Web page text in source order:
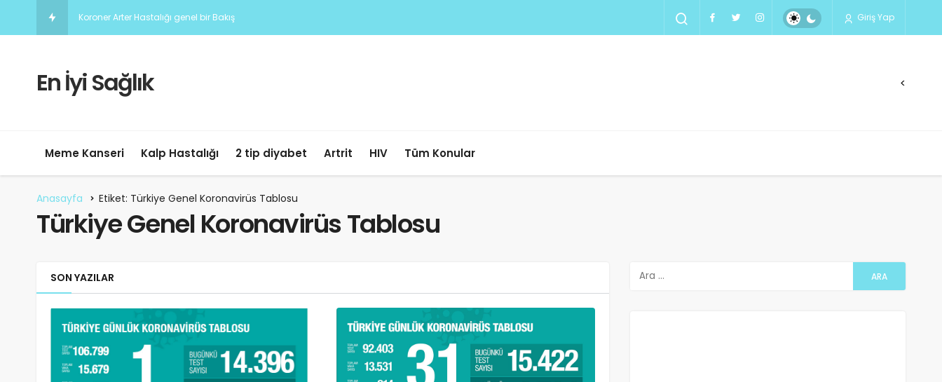
Koroner Arter Hastalığı genel bir Bakış Giriş Yap
En İyi Sağlık <
Meme Kanseri Kalp Hastalığı 2 tip diyabet Artrit HIV Tüm Konular
Anasayfa Etiket: Türkiye Genel Koronavirüs Tablosu
Türkiye Genel Koronavirüs Tablosu
SON YAZILAR